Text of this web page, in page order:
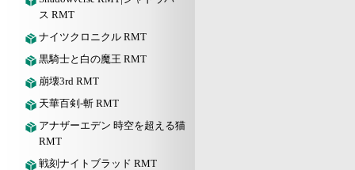
ス RMT
ナイツクロニクル RMT
黒騎士と白の魔王 RMT
崩壊3rd RMT
天華百剣-斬 RMT
アナザーエデン 時空を超える猫
RMT
戦刻ナイトブラッド RMT